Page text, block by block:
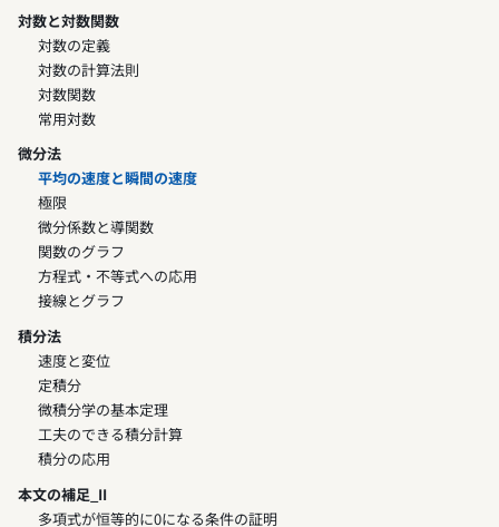
対数と対数関数
対数の定義
対数の計算法則
対数関数
常用対数
微分法
平均の速度と瞬間の速度
極限
微分係数と導関数
関数のグラフ
方程式・不等式への応用
接線とグラフ
積分法
速度と変位
定積分
微積分学の基本定理
工夫のできる積分計算
積分の応用
本文の補足_II
多項式が恒等的に0になる条件の証明